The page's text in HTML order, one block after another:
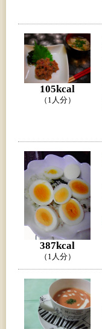
105kcal
（1人分）
387kcal
（1人分）